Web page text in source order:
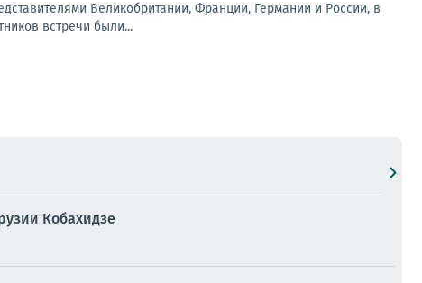
Великобритании, Франции, Германии и России, в
встречи были...
Кобахидзе